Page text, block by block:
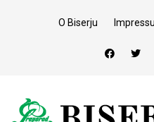
O Biserju